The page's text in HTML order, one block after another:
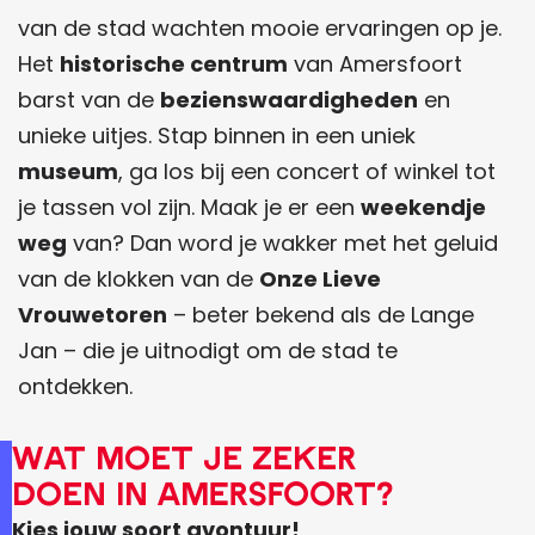
a
r
o
u
t
e
v
a
n
l
o
c
a
l
s
t
d
e
k
k
i
n
g
s
k
a
r
t
van de stad wachten mooie ervaringen op je.
Het historische centrum van Amersfoort
barst van de bezienswaardigheden en
unieke uitjes. Stap binnen in een uniek
museum, ga los bij een concert of winkel tot
je tassen vol zijn. Maak je er een weekendje
weg van? Dan word je wakker met het geluid
van de klokken van de Onze Lieve
Vrouwetoren – beter bekend als de Lange
Jan – die je uitnodigt om de stad te
ontdekken.
Wat moet je zeker
doen in Amersfoort?